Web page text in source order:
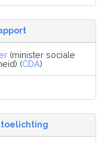
(minister sociale
(CDA)
toelichting